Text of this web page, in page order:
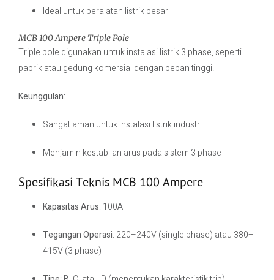
Ideal untuk peralatan listrik besar
MCB 100 Ampere Triple Pole
Triple pole digunakan untuk instalasi listrik 3 phase, seperti
pabrik atau gedung komersial dengan beban tinggi.
Keunggulan:
Sangat aman untuk instalasi listrik industri
Menjamin kestabilan arus pada sistem 3 phase
Spesifikasi Teknis MCB 100 Ampere
Kapasitas Arus: 100A
Tegangan Operasi: 220–240V (single phase) atau 380–
415V (3 phase)